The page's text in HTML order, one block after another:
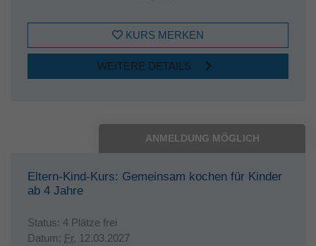
KURS MERKEN
WEITERE DETAILS
ANMELDUNG MÖGLICH
Eltern-Kind-Kurs: Gemeinsam kochen für Kinder
ab 4 Jahre
Status: 4 Plätze frei
Datum: Fr. 12.03.2027